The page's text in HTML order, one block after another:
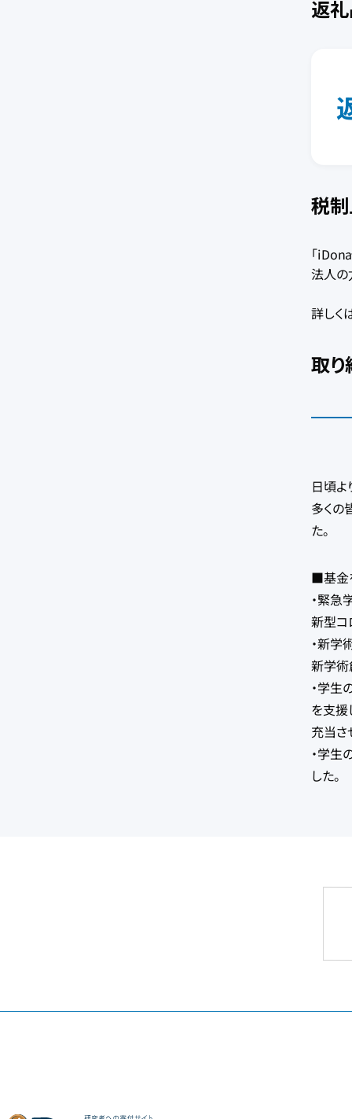
返
税
「
法人の
詳しく
取り
日頃よ
多くの
た。
■基金
・緊
新型コ
・新
新学術
・学
を支援
充当さ
・学
した。